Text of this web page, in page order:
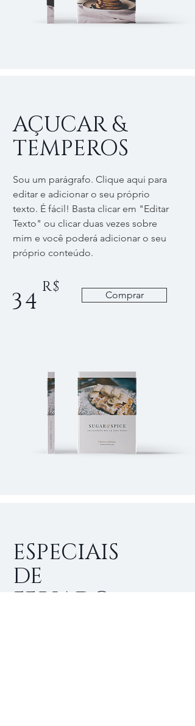
AÇUCAR &
TEMPEROS
Sou um parágrafo. Clique aqui para
editar e adicionar o seu próprio
texto. É fácil! Basta clicar em "Editar
Texto" ou clicar duas vezes sobre
mim e você poderá adicionar o seu
próprio conteúdo.
34
R$ Comprar
ESPECIAIS
DE
FERIADO